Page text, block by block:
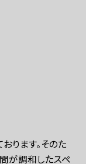
ります。そのた
が調和したスペ